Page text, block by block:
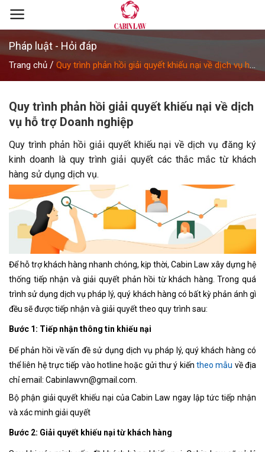
Skip
Pháp luật - Hỏi đáp
Trang chủ / Quy trình phản hồi giải quyết khiếu nại về dịch vụ hỗ
Quy trình phản hồi giải quyết khiếu nại về dịch
vụ hỗ trợ Doanh nghiệp
Quy trình phản hồi giải quyết khiếu nại về dịch vụ đăng ký
kinh doanh là quy trình giải quyết các thắc mắc từ khách
hàng sử dụng dịch vụ.
Để hỗ trợ khách hàng nhanh chóng, kịp thời, Cabin Law xây dựng hệ
thống tiếp nhận và giải quyết phản hồi từ khách hàng. Trong quá
trình sử dụng dịch vụ pháp lý, quý khách hàng có bất kỳ phản ánh gì
đều sẽ được tiếp nhận và giải quyết theo quy trình sau:
Bước 1: Tiếp nhận thông tin khiếu nại
Để phản hồi về vấn đề sử dụng dịch vụ pháp lý, quý khách hàng có
thể liên hệ trực tiếp vào hotline hoặc gửi thư ý kiến theo mẫu về địa
chỉ email: Cabinlawvn@gmail.com
Bộ phận giải quyết khiếu nại của Cabin Law ngay lập tức tiếp nhận
và xác minh giải quyết
Bước 2: Giải quyết khiếu nại từ khách hàng